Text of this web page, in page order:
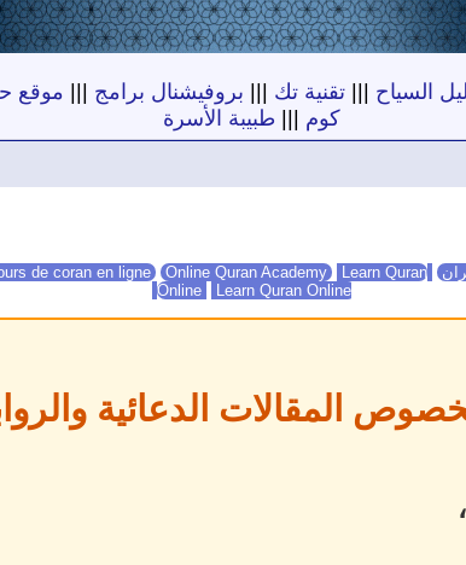
السياح |||تقنية تك بروفيشنال برامج موقع
كوم
طبيبة الأسرة
de coran en ligne Online Quran Academy
Learn Quran
Online
Learn Quran Online
المقالات الدعائية